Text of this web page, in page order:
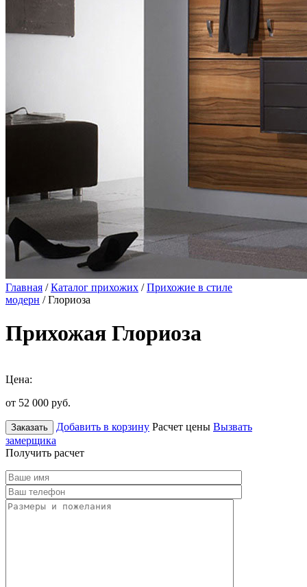
Главная /Каталог прихожих /Прихожие в стиле
модерн / Глориоза
Прихожая Глориоза
Цена:
от 52 000 руб.
Заказать Добавить в корзину Расчет цены Вызвать
замерщика
Получить расчет